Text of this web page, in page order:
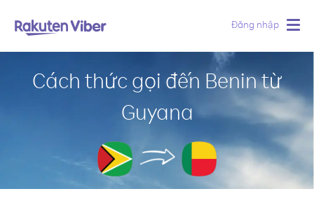
Đăng nhập
Cách thức gọi đến Benin từ
Guyana